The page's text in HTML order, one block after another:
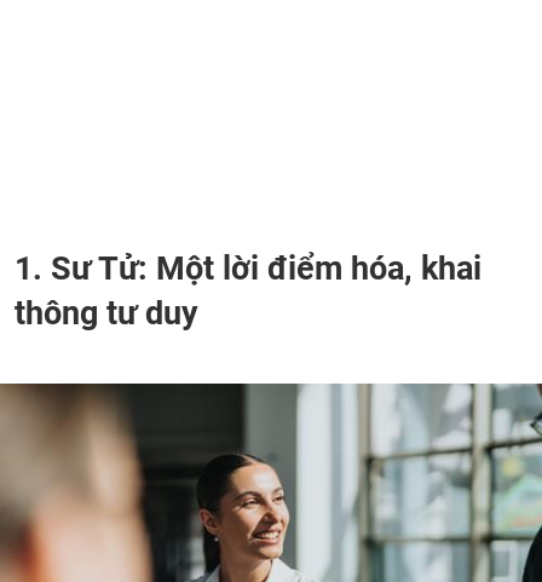
1. Sư Tử: Một lời điểm hóa, khai
thông tư duy